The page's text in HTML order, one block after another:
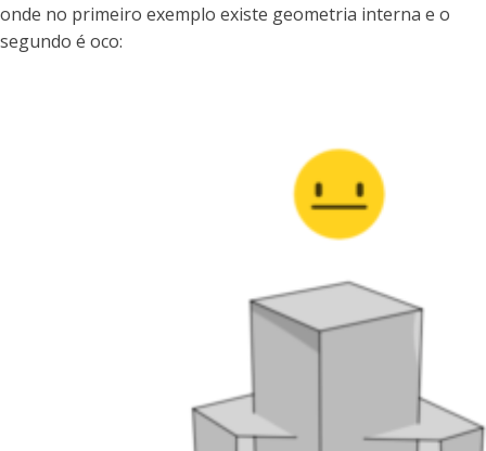
onde no primeiro exemplo existe geometria interna e o
segundo é oco: